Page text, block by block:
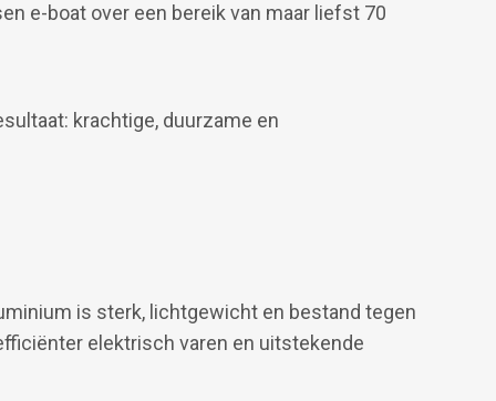
e-boat over een bereik van maar liefst 70
krachtige, duurzame en
is sterk, lichtgewicht en bestand tegen
elektrisch varen en uitstekende